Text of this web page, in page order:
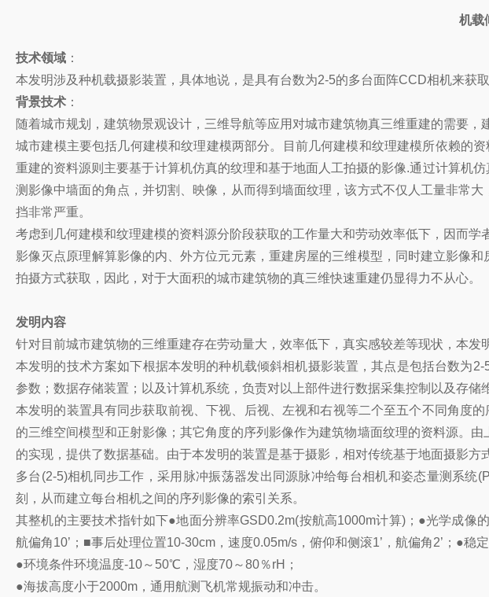
机载
技术领域 ：
本发明涉及种机载摄影装置，具体地说，是具有台数为2-5的多台面阵CCD相机来获
背景技术 ：
随着城市规划，建筑物景观设计，三维导航等应用对城市建筑物真三维重建的需要
城市建模主要包括几何建模和纹理建模两部分。目前几何建模和纹理建模所依赖的
重建的资料源则主要基于计算机仿真的纹理和基于地面人工拍摄的影像.通过计算机
测影像中墙面的角点，并切割、映像，从而得到墙面纹理，该方式不仅人工量非常
挡非常严重。
考虑到几何建模和纹理建模的资料源分阶段获取的工作量大和劳动效率低下，因而
影像灭点原理解算影像的内、外方位元元素，重建房屋的三维模型，同时建立影像
拍摄方式获取，因此，对于大面积的城市建筑物的真三维快速重建仍显得力不从心。
发明内容
针对目前城市建筑物的三维重建存在劳动量大，效率低下，真实感较差等现状，本
本发明的技术方案如下根据本发明的种机载倾斜相机摄影装置，其点是包括台数为
参数；数据存储装置；以及计算机系统，负责对以上部件进行数据采集控制以及存
本发明的装置具有同步获取前视、下视、后视、左视和右视等二个至五个不同角度
的三维空间模型和正射影像；其它角度的序列影像作为建筑物墙面纹理的资料源。
的实现，提供了数据基础。由于本发明的装置是基于摄影，相对传统基于地面摄影
多台(2-5)相机同步工作，采用脉冲振荡器发出同源脉冲给每台相机和姿态量测系
刻，从而建立每台相机之间的序列影像的索引关系。
其整机的主要技术指针如下●地面分辨率GSD0.2m(按航高1000m计算)；●光学成像
航偏角10’；■事后处理位置10-30cm，速度0.05m/s，俯仰和侧滚1’，航偏角2’；●稳
●环境条件环境温度-10～50℃，湿度70～80％rH；
●海拔高度小于2000m，通用航测飞机常规振动和冲击。